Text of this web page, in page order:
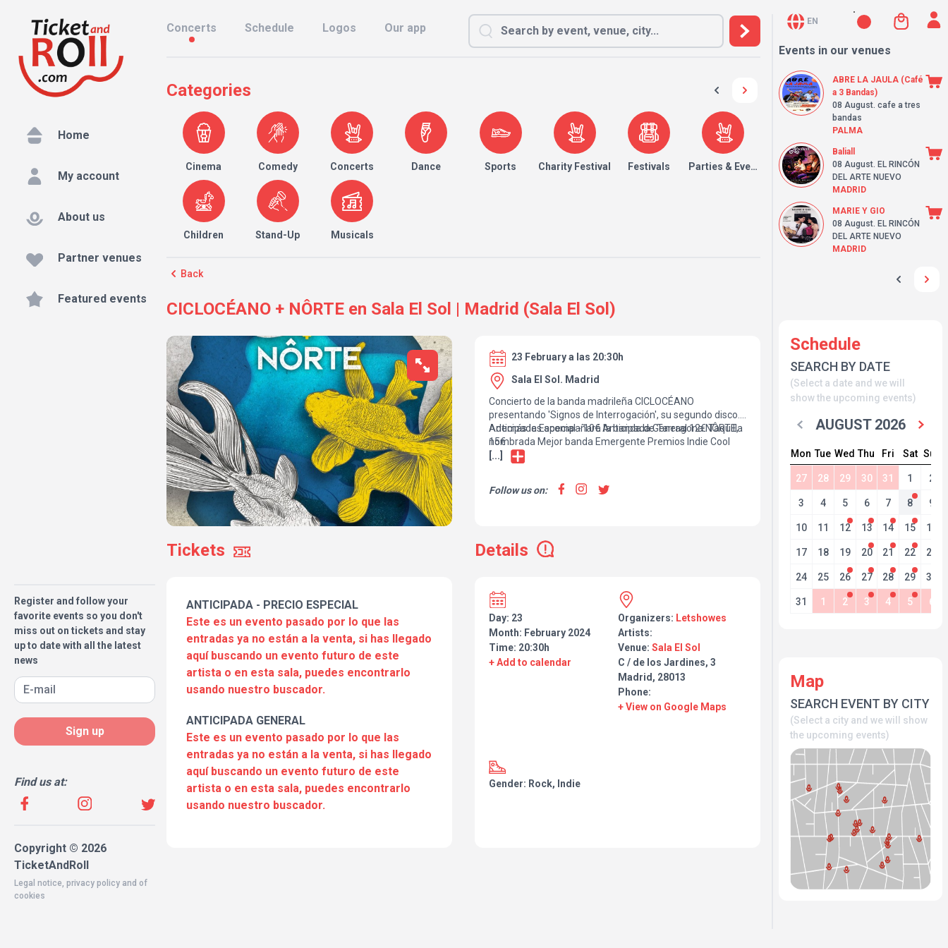
Home
My account
About us
Partner venues
Featured events
Register and follow your
favorite events so you don't
miss out on tickets and stay
up to date with all the latest
news
Sign up
Find us at:
Copyright © 2026
TicketAndRoll
Legal notice, privacy policy and of
cookies
Concerts Schedule Logos Our app
Categories
Cinema Comedy Concerts Dance Sports Charity Festival Festivals Parties & Events
Children Stand-Up Musicals
Back
CICLOCÉANO + NÔRTE en Sala El Sol | Madrid (Sala El Sol)
23 February a las 20:30h
Sala El Sol. Madrid
Concierto de la banda madrileña CICLOCÉANO
presentando 'Signos de Interrogación', su segundo disco.
Además les acompañará la banda de Tarragona NÔRTE,
nombrada Mejor banda Emergente Premios Indie Cool
2023 presentando sus temas por primera vez en la
Anticipada Especial - 10€ Anticipada General 12€ Taquilla
15€
[...]
Follow us on:
Tickets Details
ANTICIPADA - PRECIO ESPECIAL
Este es un evento pasado por lo que las
entradas ya no están a la venta, si has llegado
aquí buscando un evento futuro de este
artista o en esta sala, puedes encontrarlo
usando nuestro buscador.
ANTICIPADA GENERAL
Este es un evento pasado por lo que las
entradas ya no están a la venta, si has llegado
aquí buscando un evento futuro de este
artista o en esta sala, puedes encontrarlo
usando nuestro buscador.
Day: 23
Month: February 2024
Time: 20:30h
+ Add to calendar
Organizers: Letshowes
Artists:
Venue: Sala El Sol
C / de los Jardines, 3
Madrid, 28013
Phone:
+ View on Google Maps
Gender: Rock, Indie
EN
Events in our venues
ABRE LA JAULA (Café
a 3 Bandas)
08 August. cafe a tres
bandas
PALMA
Baliall
08 August. EL RINCÓN
DEL ARTE NUEVO
MADRID
MARIE Y GIO
08 August. EL RINCÓN
DEL ARTE NUEVO
MADRID
Schedule
SEARCH BY DATE
(Select a date and we will
show the upcoming events)
AUGUST 2026
Mon Tue Wed Thu Fri Sat Sun
27 28 29 30 31 1 2
3 4 5 6 7 8 9
10 11 12 13 14 15 16
17 18 19 20 21 22 23
24 25 26 27 28 29 30
31 1 2 3 4 5 6
Map
SEARCH EVENT BY CITY
(Select a city and we will show
the upcoming events)